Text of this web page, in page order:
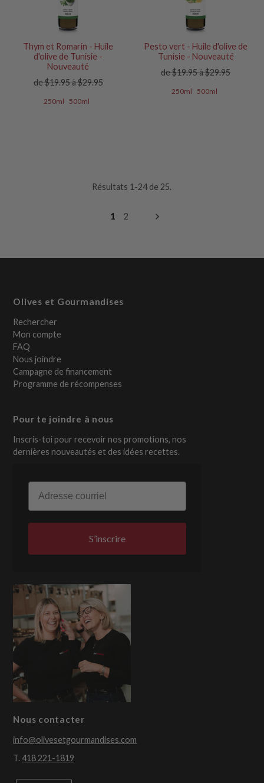
Thym et Romarin - Huile
d'olive de Tunisie -
Nouveauté
de $19.95 à $29.95
250ml 500ml
Pesto vert - Huile d'olive de
Tunisie - Nouveauté
de $19.95 à $29.95
250ml 500ml
Résultats 1-24 de 25.
1 2
Olives et Gourmandises
Rechercher
Mon compte
FAQ
Nous joindre
Campagne de financement
Programme de récompenses
Pour te joindre à nous
Inscris-toi pour recevoir nos promotions, nos
dernières nouveautés et des idées recettes.
Email
S’inscrire
Nous contacter
info@olivesetgourmandises.com
T.418 221-1819